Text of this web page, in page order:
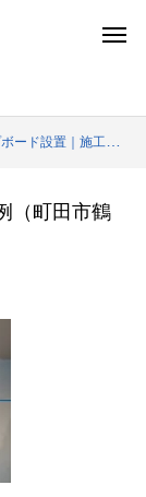
｜施工事例（町田市鶴間）
（町田市鶴